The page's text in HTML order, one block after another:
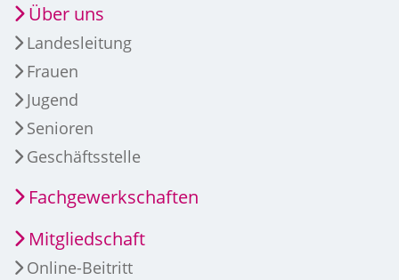
Über uns
Landesleitung
Frauen
Jugend
Senioren
Geschäftsstelle
Fachgewerkschaften
Mitgliedschaft
Online-Beitritt